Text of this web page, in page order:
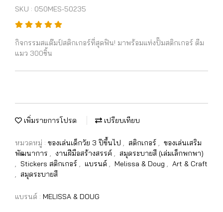
SKU : 050MES-50235
กิจกรรมสแต๊มป์สติกเกอร์ที่สุดฟิน! มาพร้อมแท่งปั๊มสติกเกอร์ ตีม
แมว 300ชิ้น
เพิ่มรายการโปรด เปรียบเทียบ
หมวดหมู่ : ของเล่นเด็กวัย 3 ปีขึ้นไป , สติกเกอร์ , ของเล่นเสริม
พัฒนาการ , งานฝีมือสร้างสรรค์ , สมุดระบายสี (เล่มเล็กพกพา)
, Stickers สติกเกอร์ , แบรนด์ , Melissa & Doug , Art & Craft
, สมุดระบายสี
แบรนด์ : MELISSA & DOUG